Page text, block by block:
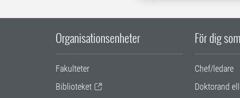
Organisationsenheter
Fakulteter
Biblioteket
För dig
Chef/ledare
Doktorand